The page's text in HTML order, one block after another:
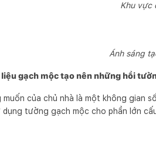
Khu vực
Ánh sáng
gạch mộc tạo nên những hồi
muốn của chủ nhà là một không gian
dụng tường gạch mộc cho phần lớn